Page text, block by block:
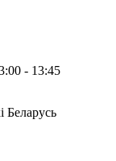
- 13:45
Беларусь